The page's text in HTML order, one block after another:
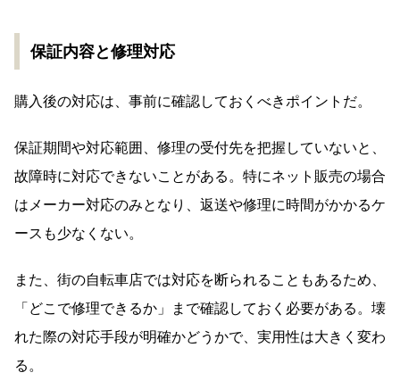
保証内容と修理対応
購入後の対応は、事前に確認しておくべきポイントだ。
保証期間や対応範囲、修理の受付先を把握していないと、
故障時に対応できないことがある。特にネット販売の場合
はメーカー対応のみとなり、返送や修理に時間がかかるケ
ースも少なくない。
また、街の自転車店では対応を断られることもあるため、
「どこで修理できるか」まで確認しておく必要がある。壊
れた際の対応手段が明確かどうかで、実用性は大きく変わ
る。